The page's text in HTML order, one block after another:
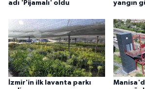
adı 'Pijamalı' oldu
yangın
İzmir'in ilk lavanta parkı